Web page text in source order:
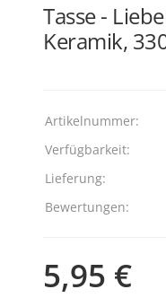
Tasse -
Keramik,
Artikelnummer:
Verfügbarkeit:
Lieferung:
Bewertungen:
5,95 €